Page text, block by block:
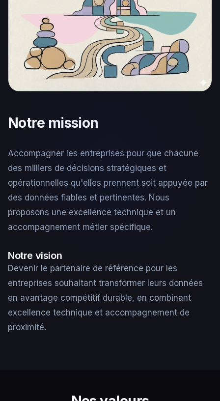
Notre mission
Accompagner les entreprises pour que chacune
des milliers de décisions stratégiques et
opérationnelles qu'elles prennent soit appuyée par
des données fiables et pertinentes. Nous
proposons une excellence technique et un
accompagnement métier spécifique.
Notre vision
Devenir le partenaire de référence pour les
entreprises souhaitant transformer leurs données
en avantage compétitif durable, en combinant
excellence technique et accompagnement de
proximité.